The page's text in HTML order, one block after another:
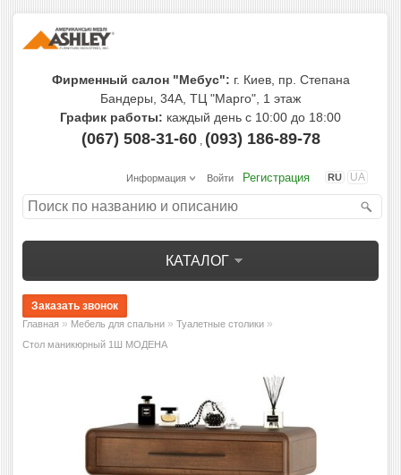
Фирменный салон "Мебус": г. Киев, пр. Степана
Бандеры, 34А, ТЦ "Марго", 1 этаж
График работы: каждый день с 10:00 до 18:00
(067) 508-31-60, (093) 186-89-78
RU UA
Информация Войти Регистрация
КАТАЛОГ
Главная » Мебель для спальни » Туалетные столики »
Стол маникюрный 1Ш МОДЕНА